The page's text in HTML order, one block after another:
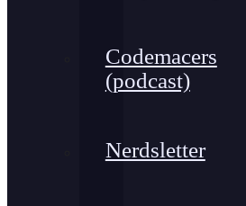
Codemacers
(podcast)
Nerdsletter